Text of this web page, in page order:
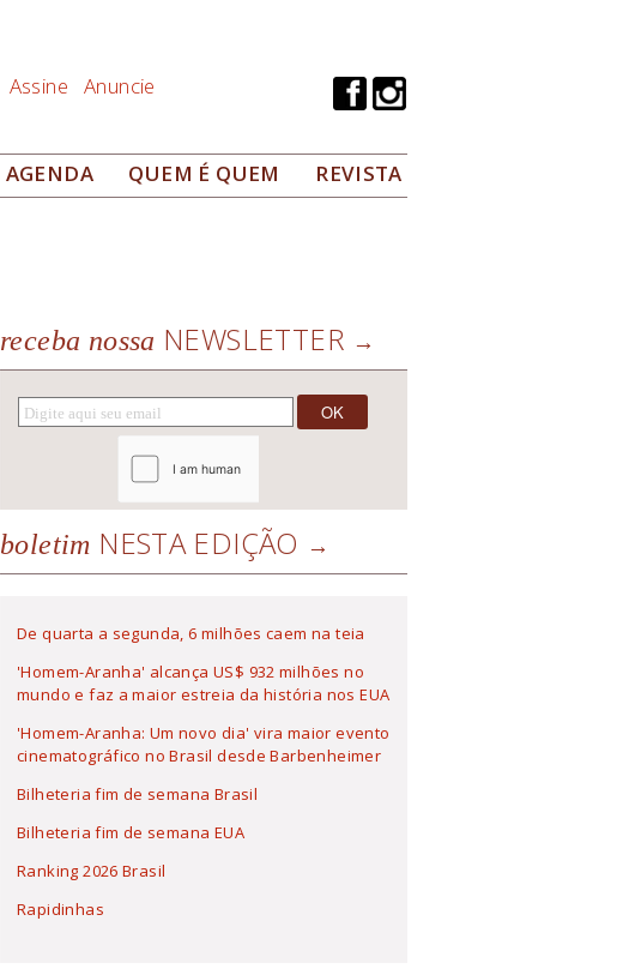
Assine Anuncie
AGENDA QUEM É QUEM REVISTA
receba nossa NEWSLETTER
boletim NESTA EDIÇÃO
De quarta a segunda, 6 milhões caem na teia
'Homem-Aranha' alcança US$ 932 milhões no
mundo e faz a maior estreia da história nos EUA
'Homem-Aranha: Um novo dia' vira maior evento
cinematográfico no Brasil desde Barbenheimer
Bilheteria fim de semana Brasil
Bilheteria fim de semana EUA
Ranking 2026 Brasil
Rapidinhas